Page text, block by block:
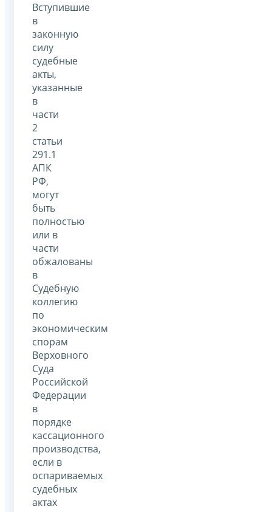
Вступившие
в
законную
силу
судебные
акты,
указанные
в
части
2
статьи
291.1
АПК
РФ,
могут
быть
полностью
или в
части
обжалованы
в
Судебную
коллегию
по
экономическим
спорам
Верховного
Суда
Российской
Федерации
в
порядке
кассационного
производства,
если в
оспариваемых
судебных
актах